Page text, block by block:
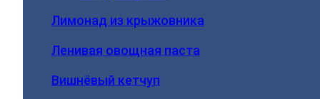
Лимонад из крыжовника
Ленивая овощная паста
Вишнёвый кетчуп